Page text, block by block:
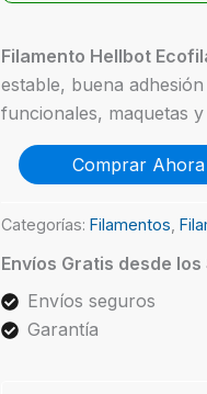
Filamento Hellbot
estable, buena
funcionales, maquetas
Hellbot
Ecofila
Arena
1kg
Comprar Ahora
Categorías: Filamentos
Envíos Gratis desde
Envíos seguros
Garantía